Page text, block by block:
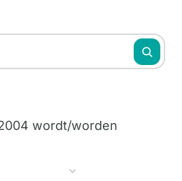
wordt/worden